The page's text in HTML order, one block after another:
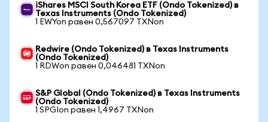
iShares MSCI South Korea ETF (Ondo Tokenized) в
Texas Instruments (Ondo Tokenized)
1 EWYon равен 0,567097 TXNon
Redwire (Ondo Tokenized) в Texas Instruments
(Ondo Tokenized)
1 RDWon равен 0,046481 TXNon
S&P Global (Ondo Tokenized) в Texas Instruments
(Ondo Tokenized)
1 SPGIon равен 1,4967 TXNon